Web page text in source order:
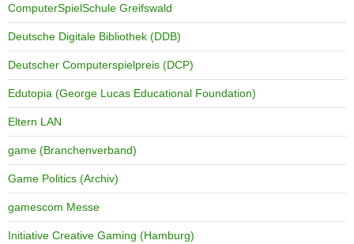
ComputerSpielSchule Greifswald
Deutsche Digitale Bibliothek (DDB)
Deutscher Computerspielpreis (DCP)
Edutopia (George Lucas Educational Foundation)
Eltern LAN
game (Branchenverband)
Game Politics (Archiv)
gamescom Messe
Initiative Creative Gaming (Hamburg)